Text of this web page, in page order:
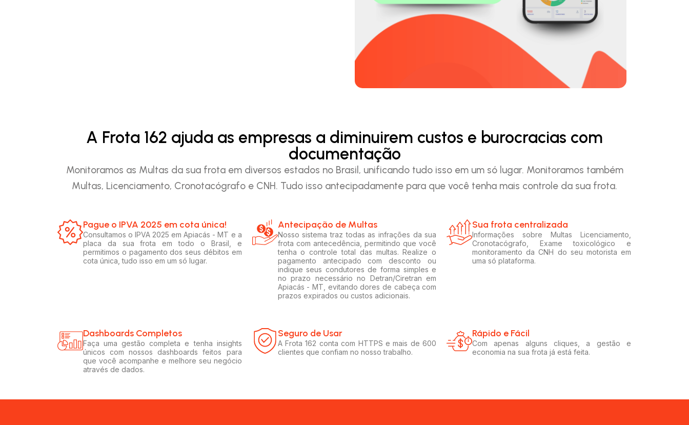
A Frota 162 ajuda as empresas a diminuirem custos e burocracias com
documentação
Monitoramos as Multas da sua frota em diversos estados no Brasil, unificando tudo isso em um só lugar. Monitoramos também
Multas, Licenciamento, Cronotacógrafo e CNH. Tudo isso antecipadamente para que você tenha mais controle da sua frota.
Pague o IPVA 2025 em cota única!​
Consultamos o IPVA 2025 em Apiacás - MT e a
placa da sua frota em todo o Brasil, e
permitimos o pagamento dos seus débitos em
cota única, tudo isso em um só lugar.
Antecipação de Multas
Nosso sistema traz todas as infrações da sua
frota com antecedência, permitindo que você
tenha o controle total das multas. Realize o
pagamento antecipado com desconto ou
indique seus condutores de forma simples e
no prazo necessário no Detran/Ciretran em
Apiacás - MT, evitando dores de cabeça com
prazos expirados ou custos adicionais.
Sua frota centralizada​
Informações sobre Multas Licenciamento,
Cronotacógrafo, Exame toxicológico e
monitoramento da CNH do seu motorista em
uma só plataforma.
Dashboards Completos​​
Faça uma gestão completa e tenha insights
únicos com nossos dashboards feitos para
que você acompanhe e melhore seu negócio
através de dados.
Seguro de Usar​
A Frota 162 conta com HTTPS e mais de 600
clientes que confiam no nosso trabalho.
Rápido e Fácil​
Com apenas alguns cliques, a gestão e
economia na sua frota já está feita.